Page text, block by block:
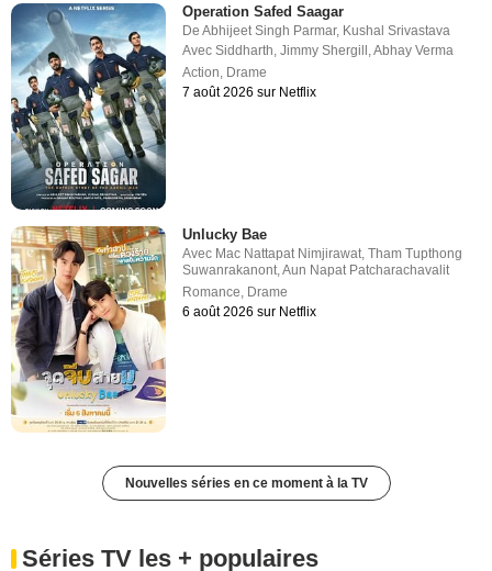
Operation Safed Saagar
DeAbhijeet Singh Parmar, Kushal Srivastava
AvecSiddharth ,Jimmy Shergill ,Abhay Verma
Action Drame
7 août 2026 sur Netflix
Unlucky Bae
Avec Mac Nattapat Nimjirawat,Tham Tupthong
Suwanrakanont,Aun Napat Patcharachavalit
Romance, Drame
6 août 2026 sur Netflix
Nouvelles séries en ce moment à la TV
Séries TV les + populaires